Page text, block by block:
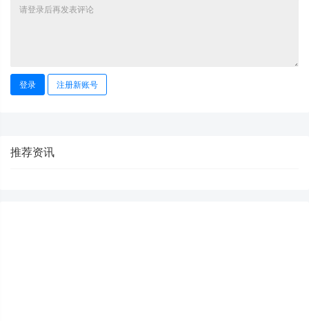
登录 注册新账号
推荐资讯